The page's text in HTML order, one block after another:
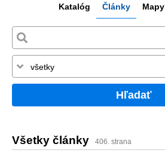
Katalóg Články Mapy
Hľadať
Všetky články 406. strana